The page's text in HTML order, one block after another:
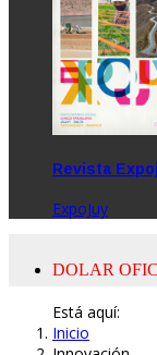
Revista
ExpoJuy
Está aquí:
Inicio